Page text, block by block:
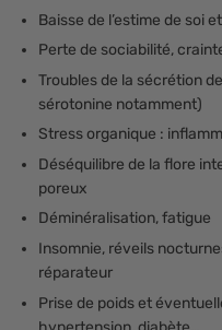
Baisse de l’estime de soi
Perte de sociabilité,
Troubles de la sécrétion
sérotonine notamment)
Stress organique :
Déséquilibre de la flore
poreux
Déminéralisation, fatigue
Insomnie, réveils
réparateur
Prise de poids et